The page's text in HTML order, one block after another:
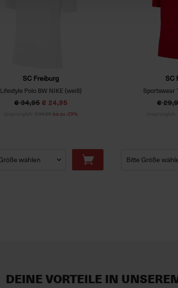
SC Freiburg
Lifestyle Polo BW NIKE (weiß)
€ 34,95 € 24,95
bis zu -29%
SC
Sportswear
€
DEINE VORTEILE IN